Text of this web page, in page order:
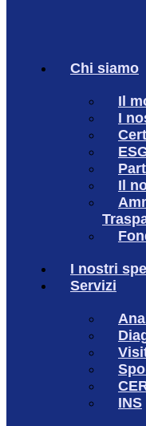
Chi siamo
Il
I
Il
I nostri
Servizi
INS